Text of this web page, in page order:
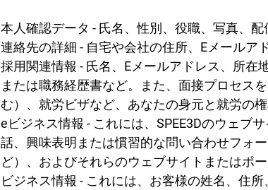
本人確認データ - 氏名、性別、役職、写真、配
連絡先の詳細 - 自宅や会社の住所、Eメールア
採用関連情報 - 氏名、Eメールアドレス、所
または職務経歴書など。また、面接プロセス
む）、就労ビザなど、あなたの身元と就労の
eビジネス情報 - これには、SPEE3Dのウェブ
話、興味表明または慣習的な問い合わせフォ
ど）、およびそれらのウェブサイトまたはポ
ビジネス情報 - これには、お客様の姓名、住